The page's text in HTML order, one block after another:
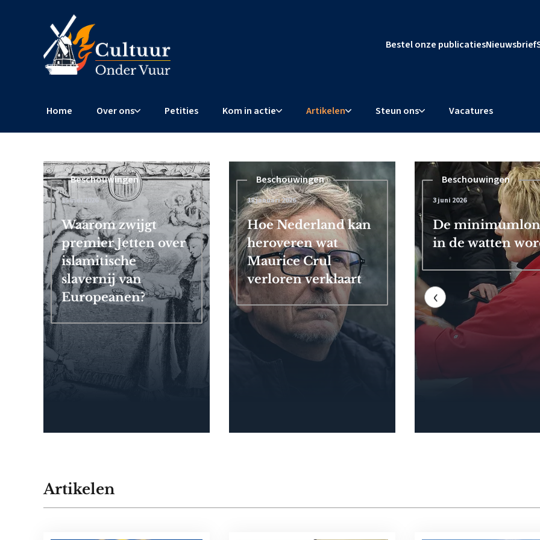
Bestel onze publicatiesNieuwsbrief
Home Over ons Petities Kom in actie Artikelen Steun ons Vacatures
Beschouwingen
15 mei 2026
Waarom zwijgt
premier Jetten over
islamitische
slavernij van
Europeanen?
Beschouwingen
18 januari 2026
Hoe Nederland kan
heroveren wat
Maurice Crul
verloren verklaart
Beschouwingen
4 februari 2026
Censuurschandaal EU: Brussel dwingt
wereldwijde censuur af
Beschouwingen
3 juni 2026
De
in de watten
‹
Artikelen